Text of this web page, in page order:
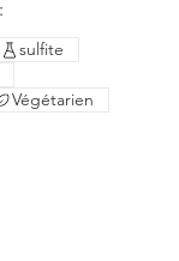
sulfite
Végétarien